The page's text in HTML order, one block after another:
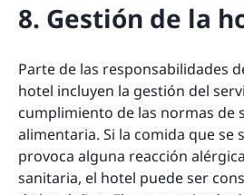
8. Gestión de la
Parte de las responsabilidades
hotel incluyen la gestión del
cumplimiento de las normas de
alimentaria. Si la comida que se
provoca alguna reacción
sanitaria, el hotel puede ser